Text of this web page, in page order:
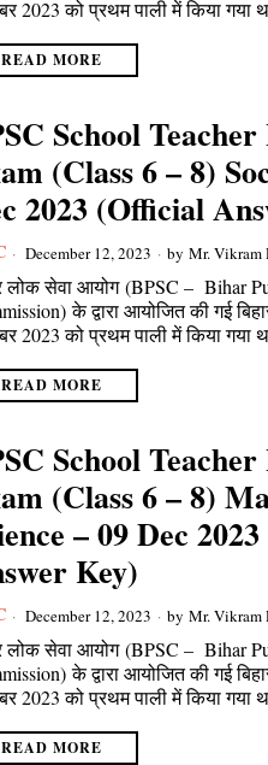
2023 को प्रथम पाली में किया गया
READ MORE
School
(Class 6 – 8)
2023 (Official
December 12, 2023 by Mr. Vikram
लोक सेवा आयोग (BPSC – Bihar
के द्वारा आयोजित की गई
2023 को प्रथम पाली में किया गया
READ MORE
School
(Class 6 – 8)
– 09 Dec
Key)
December 12, 2023 by Mr. Vikram
लोक सेवा आयोग (BPSC – Bihar
के द्वारा आयोजित की गई
2023 को प्रथम पाली में किया गया
READ MORE